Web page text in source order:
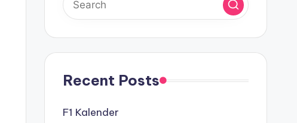
Recent Posts
F1 Kalender